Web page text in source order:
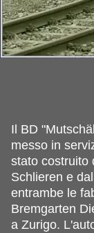
Il BD
messo in
stato costruito
Schlieren e
entrambe le
Bremgarten
a Zurigo.